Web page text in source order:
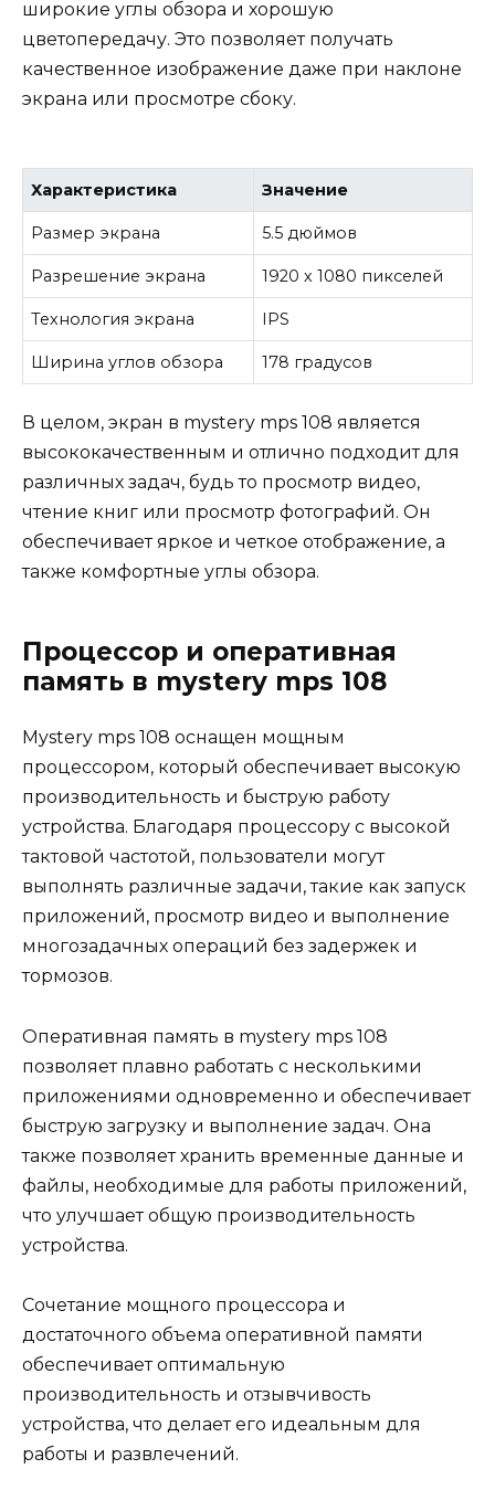
широкие углы обзора и хорошую
цветопередачу. Это позволяет получать
качественное изображение даже при наклоне
экрана или просмотре сбоку.
Характеристика Значение
Размер экрана 5.5 дюймов
Разрешение экрана 1920 х 1080 пикселей
Технология экрана IPS
Ширина углов обзора 178 градусов
В целом, экран в mystery mps 108 является
высококачественным и отлично подходит для
различных задач, будь то просмотр видео,
чтение книг или просмотр фотографий. Он
обеспечивает яркое и четкое отображение, а
также комфортные углы обзора.
Процессор и оперативная
память в mystery mps 108
Мystery mps 108 оснащен мощным
процессором, который обеспечивает высокую
производительность и быструю работу
устройства. Благодаря процессору с высокой
тактовой частотой, пользователи могут
выполнять различные задачи, такие как запуск
приложений, просмотр видео и выполнение
многозадачных операций без задержек и
тормозов.
Оперативная память в mystery mps 108
позволяет плавно работать с несколькими
приложениями одновременно и обеспечивает
быструю загрузку и выполнение задач. Она
также позволяет хранить временные данные и
файлы, необходимые для работы приложений,
что улучшает общую производительность
устройства.
Сочетание мощного процессора и
достаточного объема оперативной памяти
обеспечивает оптимальную
производительность и отзывчивость
устройства, что делает его идеальным для
работы и развлечений.